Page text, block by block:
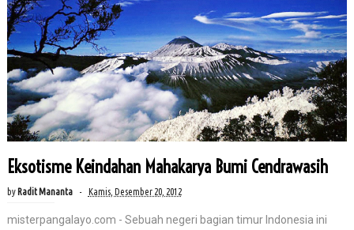
Eksotisme Keindahan Mahakarya Bumi Cendrawasih
by Radit Mananta Kamis, Desember 20, 2012
misterpangalayo.com - Sebuah negeri bagian timur Indonesia ini